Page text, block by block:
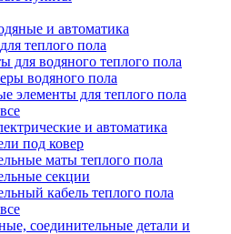
и автоматика
теплого пола
для водяного теплого пола
водяного пола
элементы для теплого пола
и автоматика
под ковер
маты теплого пола
секции
кабель теплого пола
соединительные детали и